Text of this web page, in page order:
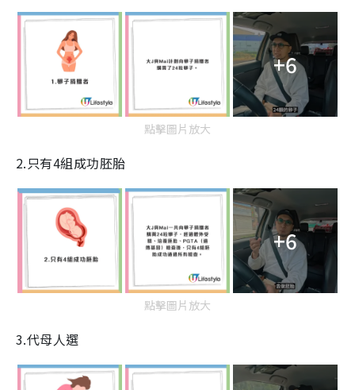
+6
點擊圖片放大
2.只有4組成功胚胎
+6
點擊圖片放大
3.代母人選